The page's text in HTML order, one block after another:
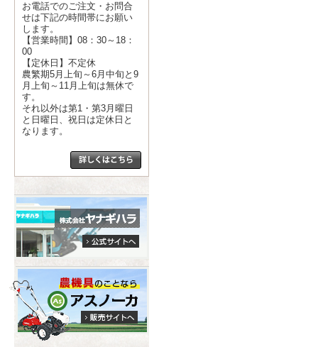
お電話でのご注文・お問合
せは下記の時間帯にお願い
します。
【営業時間】08：30～18：
00
【定休日】不定休
農繁期5月上旬～6月中旬と9
月上旬～11月上旬は無休で
す。
それ以外は第1・第3月曜日
と日曜日、祝日は定休日と
なります。